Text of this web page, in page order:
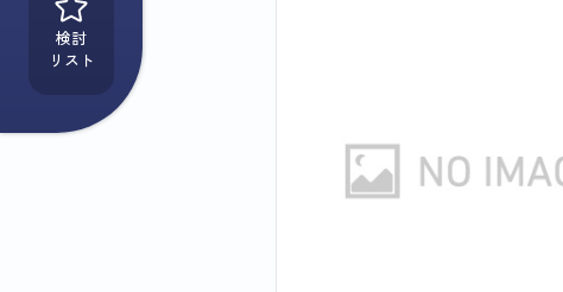
検討
リスト